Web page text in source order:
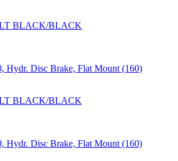
BLACK/BLACK
Hydr. Disc Brake, Flat Mount (160)
BLACK/BLACK
Hydr. Disc Brake, Flat Mount (160)